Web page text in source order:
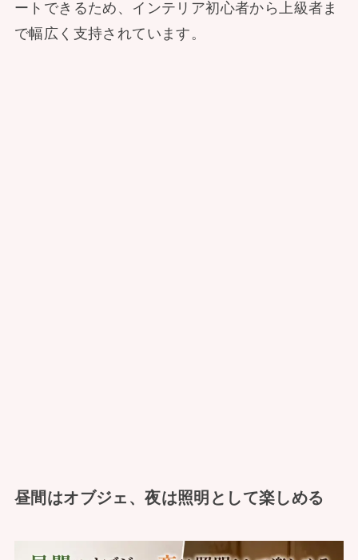
ートできるため、インテリア初心者から上級者ま
で幅広く支持されています。
昼間はオブジェ、夜は照明として楽しめる